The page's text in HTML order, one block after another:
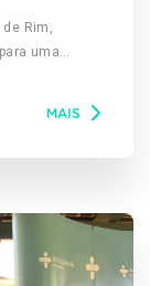
Rim,
uma
os fatores
a
Paulista de
MAIS